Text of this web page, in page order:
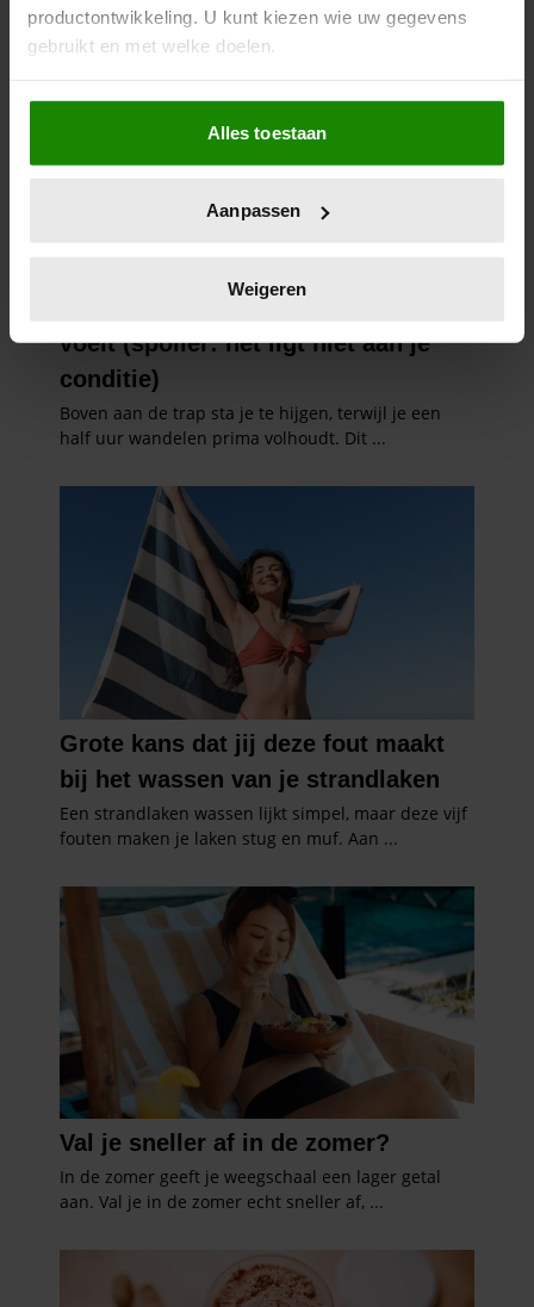
productontwikkeling. U kunt kiezen wie uw gegevens
gebruikt en met welke doelen.
Als u het toestaat, willen we ook graag:
Informatie verzamelen over uw geografische
locatie, die tot een paar meter nauwkeurig kan zijn
scannen op specifieke eigenschappen (fingerprinting)
verwerkt en stel uw voorkeuren in het
intrekken in de Cookieverklaring.
We gebruiken cookies om content en advertenties te
personaliseren, om functies voor social media te bieden
en om ons websiteverkeer te analyseren. Ook delen we
informatie over uw gebruik van onze site met onze
partners voor social media, adverteren en analyse. Deze
partners kunnen deze gegevens combineren met andere
informatie die u aan ze heeft verstrekt of die ze hebben
verzameld op basis van uw gebruik van hun services. U
gaat akkoord met onze cookies als u onze website blijft
gebruiken.
Alles toestaan
Aanpassen
Weigeren